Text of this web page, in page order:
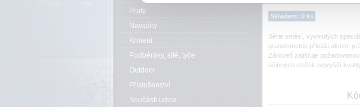
Skladem: 0 ks
Série směsí, vyvinutých
granulometrie přináší aktivní
Zároveň zajišťuje
účinných složek nejvyšší
Pruty
Navijáky
Krmení
Podběráky, sítě, tyče
Outdoor
Příslušenství
Součásti udice